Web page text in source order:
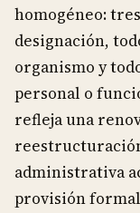
homogéneo:
designación,
organismo y
personal o
refleja una
administrativa
provisión